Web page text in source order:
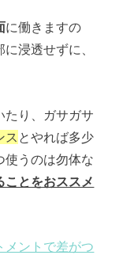
に働きますの
浸透せずに、
たり、ガサガサ
ス とやれば多少
使うのは勿体な
ことをおススメ
メントで差がつ